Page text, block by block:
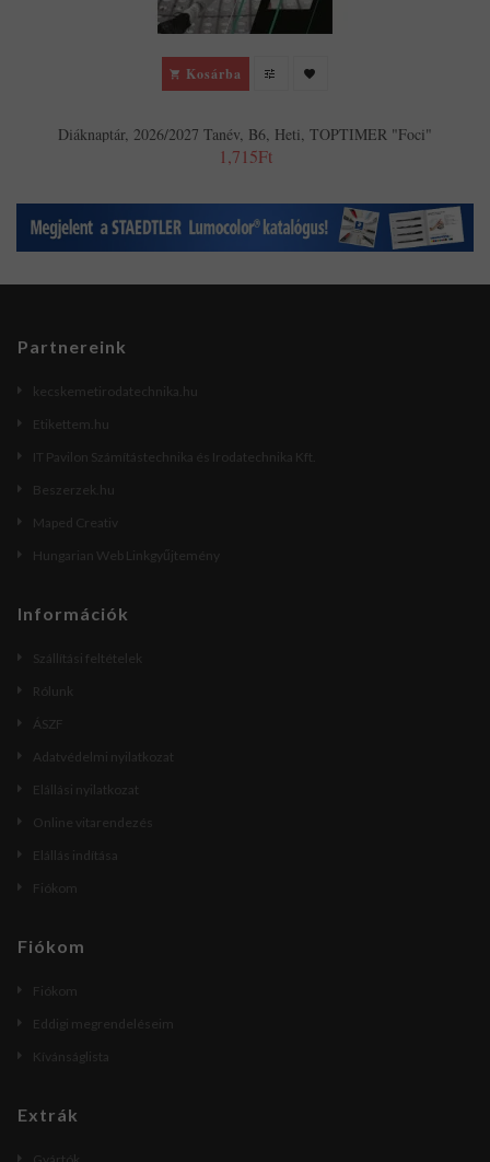
Kosárba
Diáknaptár, 2026/2027 Tanév, B6, Heti, TOPTIMER "Foci"
1,715Ft
Partnereink
kecskemetirodatechnika.hu
Etikettem.hu
IT Pavilon Számítástechnika és Irodatechnika Kft.
Beszerzek.hu
Maped Creativ
Hungarian Web Linkgyűjtemény
Információk
Szállítási feltételek
Rólunk
ÁSZF
Adatvédelmi nyilatkozat
Elállási nyilatkozat
Online vitarendezés
Elállás indítása
Fiókom
Fiókom
Fiókom
Eddigi megrendeléseim
Kívánságlista
Extrák